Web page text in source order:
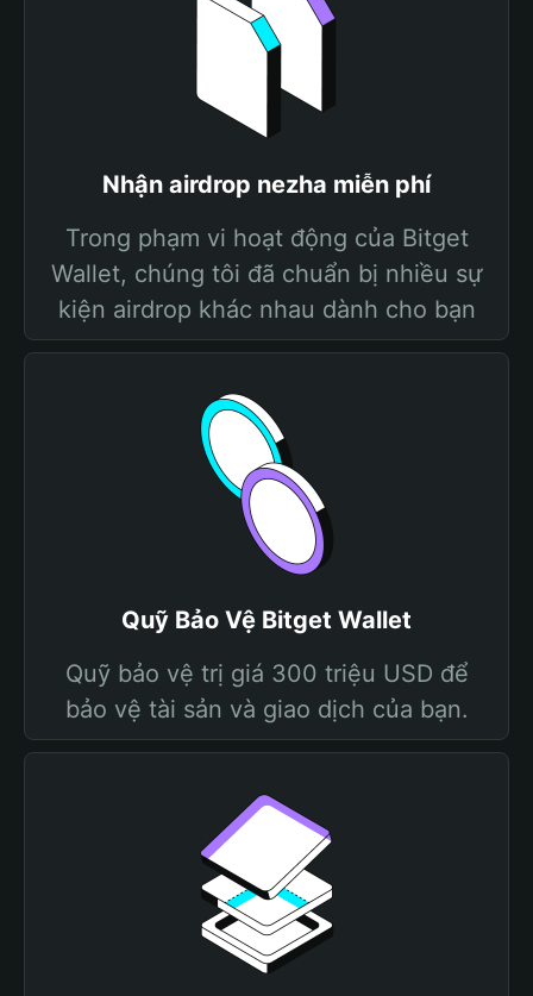
Nhận airdrop nezha miễn phí
Trong phạm vi hoạt động của Bitget
Wallet, chúng tôi đã chuẩn bị nhiều sự
kiện airdrop khác nhau dành cho bạn
Quỹ Bảo Vệ Bitget Wallet
Quỹ bảo vệ trị giá 300 triệu USD để
bảo vệ tài sản và giao dịch của bạn.